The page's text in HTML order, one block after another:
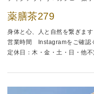
薬膳茶279
身体と心、人と自然を繋ぎます
営業時間 Instagramをご確認
定休日：木・金・土・日・他